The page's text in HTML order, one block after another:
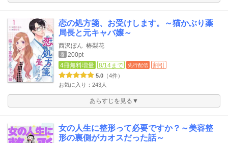
恋の処方箋、お受けします。～猫かぶり薬
局長と元キャバ嬢～
西沢ぼん 椿梨花
巻
200pt
4冊無料増量
8/14まで 先行配信 割引
5.0 （4件）
お気に入り：243人
あらすじを見る▼
女の人生に整形って必要ですか？～美容整
形の裏側がカオスだった話～